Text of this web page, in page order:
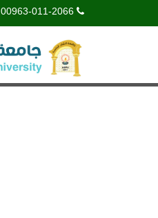
00963-011-2066